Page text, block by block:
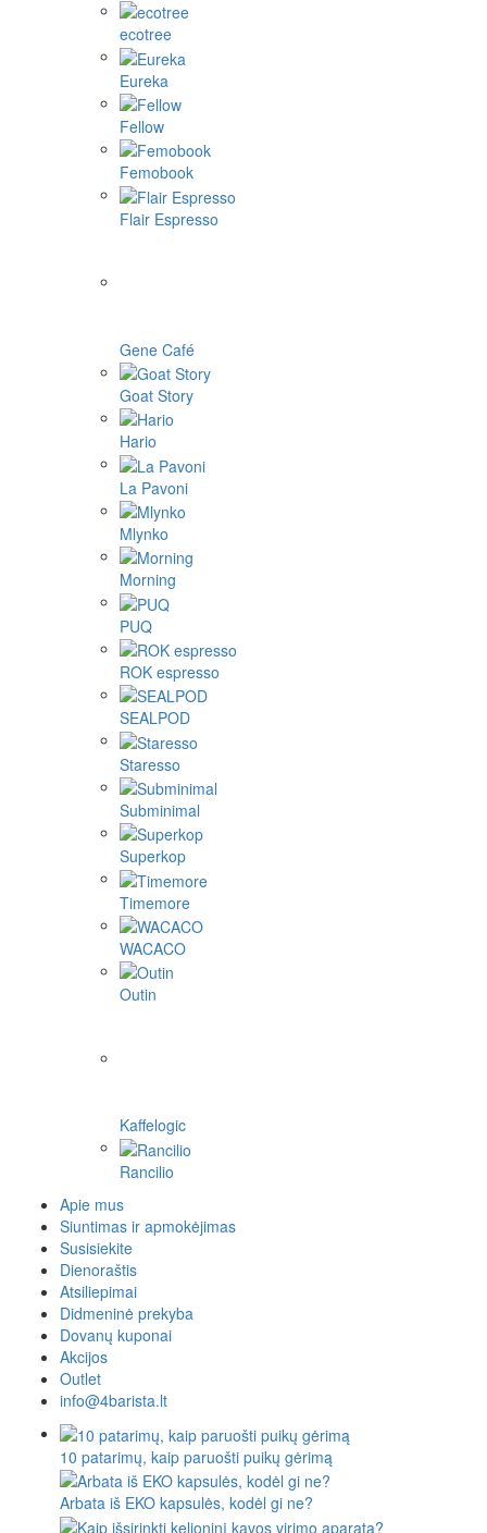
ecotree
Eureka
Fellow
Femobook
Flair Espresso
Gene Café
Goat Story
Hario
La Pavoni
Mlynko
Morning
PUQ
ROK espresso
SEALPOD
Staresso
Subminimal
Superkop
Timemore
WACACO
Outin
Kaffelogic
Rancilio
Apie mus
Siuntimas ir apmokėjimas
Susisiekite
Dienoraštis
Atsiliepimai
Didmeninė prekyba
Dovanų kuponai
Akcijos
Outlet
info@4barista.lt
10 patarimų, kaip paruošti puikų gėrimą
Arbata iš EKO kapsulės, kodėl gi ne?